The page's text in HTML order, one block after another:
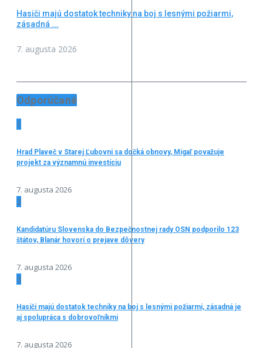
Hasiči majú dostatok techniky na boj s lesnými požiarmi,
zásadná ...
7. augusta 2026
Odporúčané
1
Hrad Plaveč v Starej Ľubovni sa dočká obnovy, Migaľ považuje
projekt za významnú investíciu
7. augusta 2026
2
Kandidatúru Slovenska do Bezpečnostnej rady OSN podporilo 123
štátov, Blanár hovorí o prejave dôvery
7. augusta 2026
3
Hasiči majú dostatok techniky na boj s lesnými požiarmi, zásadná je
aj spolupráca s dobrovoľníkmi
7. augusta 2026